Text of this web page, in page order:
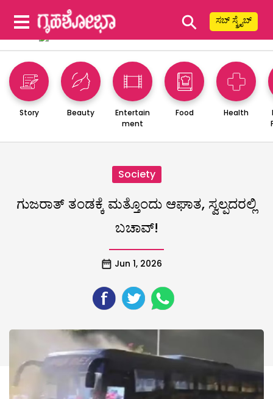
⚲ ಸಬ್ ಸ್ಕ್ರೈಬ್
Story Beauty
Entertain
ment
Food Health
Society
ಗುಜರಾತ್ ತಂಡಕ್ಕೆ ಮತ್ತೊಂದು ಆಘಾತ, ಸ್ವಲ್ಪದರಲ್ಲಿ
ಬಚಾವ್!
Jun 1, 2026